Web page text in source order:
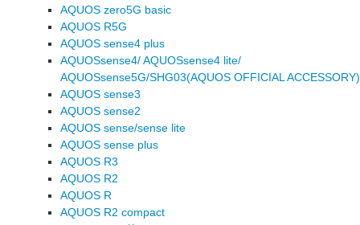
AQUOS zero5G basic
AQUOS R5G
AQUOS sense4 plus
AQUOSsense4/ AQUOSsense4 lite/
AQUOSsense5G/SHG03(AQUOS OFFICIAL ACCESSORY)
AQUOS sense3
AQUOS sense2
AQUOS sense/sense lite
AQUOS sense plus
AQUOS R3
AQUOS R2
AQUOS R
AQUOS R2 compact